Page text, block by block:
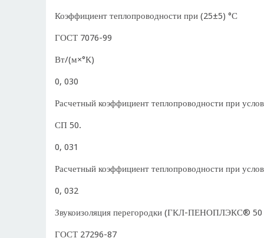
Коэффициент теплопроводности при (25±5) °С
ГОСТ 7076-99
Вт/(м×°К)
0, 030
Расчетный коэффициент теплопроводности при
СП 50.
0, 031
Расчетный коэффициент теплопроводности при
0, 032
Звукоизоляция перегородки (ГКЛ-ПЕНОПЛЭКС®
ГОСТ 27296-87